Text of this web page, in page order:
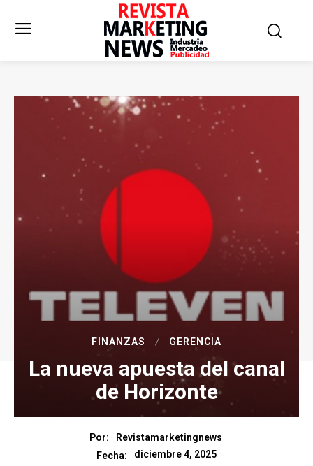
FINANZAS GERENCIA
La nueva apuesta del canal
de Horizonte
Por:
Revistamarketingnews
Fecha:
diciembre 4, 2025